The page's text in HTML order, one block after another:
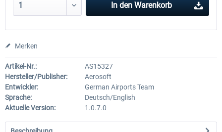
In den Warenkorb
Merken
Artikel-Nr.:
AS15327
Hersteller/Publisher:
Aerosoft
Entwickler:
German Airports Team
Sprache:
Deutsch/English
Aktuelle Version:
1.0.7.0